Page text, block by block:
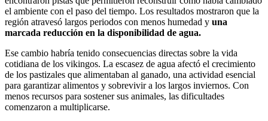
el ambiente con el paso del tiempo. Los resultados mostraron que la
región atravesó largos periodos con menos humedad y una
marcada reducción en la disponibilidad de agua.
Ese cambio habría tenido consecuencias directas sobre la vida
cotidiana de los vikingos. La escasez de agua afectó el crecimiento
de los pastizales que alimentaban al ganado, una actividad esencial
para garantizar alimentos y sobrevivir a los largos inviernos. Con
menos recursos para sostener sus animales, las dificultades
comenzaron a multiplicarse.